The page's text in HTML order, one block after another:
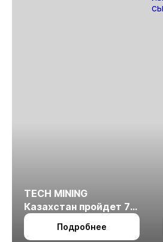
TECH MINING
Казахстан пройдет 7
октября в Алматы
Подробнее